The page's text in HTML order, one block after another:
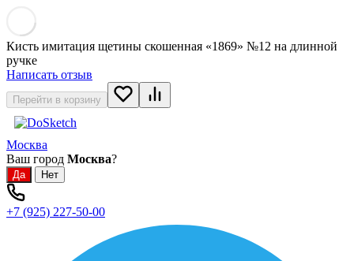
Кисть имитация щетины скошенная «1869» №12 на длинной
ручке
Написать отзыв
Перейти в корзину
Москва
Ваш город Москва?
+7 (925) 227-50-00